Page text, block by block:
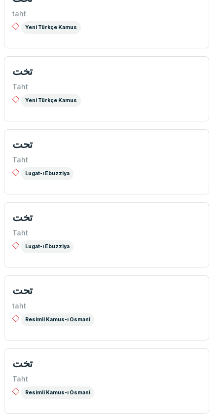
taht
Yeni Türkçe Kamus
تخت
Taht
Yeni Türkçe Kamus
تحت
Taht
Lugat-ı Ebuzziya
تخت
Taht
Lugat-ı Ebuzziya
تحت
taht
Resimli Kamus-ı Osmani
تخت
Taht
Resimli Kamus-ı Osmani